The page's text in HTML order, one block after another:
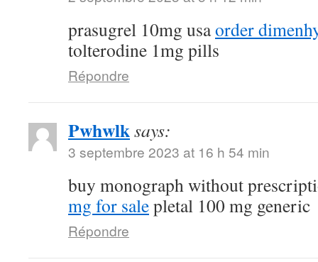
prasugrel 10mg usaorder
tolterodine 1mg pills
Répondre
Pwhwlksays:
3 septembre 2023 at 16 h 54 min
buy monograph without
mg for salepletal 100 mg generic
Répondre